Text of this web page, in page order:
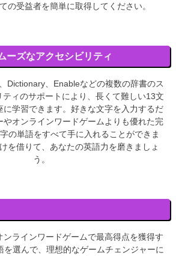
の受益者を簡単に取得してください。
ーズなアクセシビリティ
Dictionary、Enableなどの複数の辞書のス
ティのサポートにより、長くて難しい13文
に学習できます。好きな文字を入力するだ
やオンラインワードゲームよりも優れた完
の単語をすべて手に入れることができま
を借りて、あなたの英語力を磨きましょ
う。
ンラインワードゲームで最高得点を獲得す
を選んで、理想的なゲームチェンジャーに